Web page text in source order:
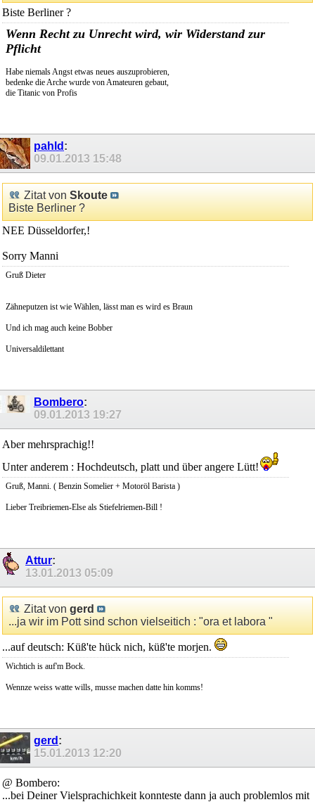
Biste Berliner ?
Wenn Recht zu Unrecht wird, wir Widerstand zur
Pflicht
Habe niemals Angst etwas neues auszuprobieren,
bedenke die Arche wurde von Amateuren gebaut,
die Titanic von Profis
pahld :
09.01.2013 15:48
Zitat von Skoute
Biste Berliner ?
NEE Düsseldorfer,!
Sorry Manni
Gruß Dieter
Zähneputzen ist wie Wählen, lässt man es wird es Braun
Und ich mag auch keine Bobber
Universaldilettant
Bombero:
09.01.2013 19:27
Aber mehrsprachig!!
Unter anderem : Hochdeutsch, platt und über angere Lütt!
Gruß, Manni. ( Benzin Somelier + Motoröl Barista )
Lieber Treibriemen-Else als Stiefelriemen-Bill !
Attur:
13.01.2013 05:09
Zitat von gerd
...ja wir im Pott sind schon vielseitich : "ora et labora "
...auf deutsch: Küß'te hück nich, küß'te morjen.
Wichtich is auf'm Bock.
Wennze weiss watte wills, musse machen datte hin komms!
gerd :
15.01.2013 12:20
@ Bombero:
...bei Deiner Vielsprachichkeit konnteste dann ja auch problemlos mit